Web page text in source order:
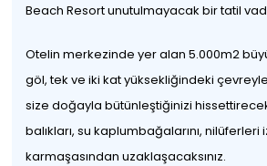
Beach Resort unutulmayacak bir tatil
Otelin merkezinde yer alan 5.000m2
göl, tek ve iki kat yüksekliğindeki
size doğayla bütünleştiğinizi
balıkları, su kaplumbağalarını,
karmaşasından uzaklaşacaksınız.